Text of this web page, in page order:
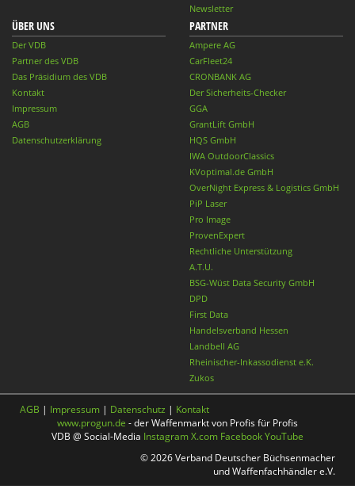
Newsletter
ÜBER UNS
Der VDB
Partner des VDB
Das Präsidium des VDB
Kontakt
Impressum
AGB
Datenschutzerklärung
PARTNER
Ampere AG
CarFleet24
CRONBANK AG
Der Sicherheits-Checker
GGA
GrantLift GmbH
HQS GmbH
IWA OutdoorClassics
KVoptimal.de GmbH
OverNight Express & Logistics GmbH
PiP Laser
Pro Image
ProvenExpert
Rechtliche Unterstützung
A.T.U.
BSG-Wüst Data Security GmbH
DPD
First Data
Handelsverband Hessen
Landbell AG
Rheinischer-Inkassodienst e.K.
Zukos
AGB | Impressum | Datenschutz | Kontakt
www.progun.de - der Waffenmarkt von Profis für Profis
VDB @ Social-Media InstagramX.com FacebookYouTube
© 2026 Verband Deutscher Büchsenmacher
und Waffenfachhändler e.V.